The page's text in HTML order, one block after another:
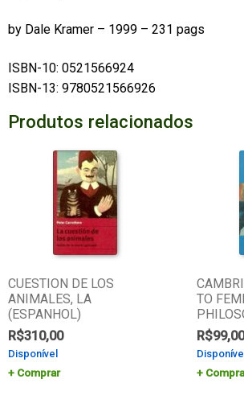
by Dale Kramer – 1999 – 231 pags
ISBN-10: 0521566924
ISBN-13: 9780521566926
Produtos relacionados
CUESTION DE LOS
ANIMALES, LA
(ESPANHOL)
R$310,00
Disponível
Comprar
TO
R$
Disponível